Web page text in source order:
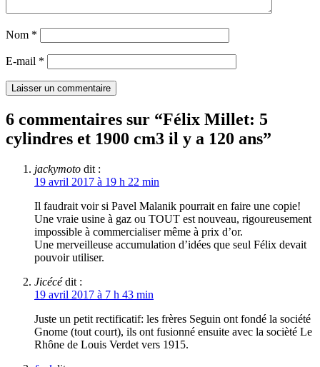
Nom *
E-mail *
6 commentaires sur “Félix Millet: 5
cylindres et 1900 cm3 il y a 120 ans”
jackymoto dit :
19 avril 2017 à 19 h 22 min
Il faudrait voir si Pavel Malanik pourrait en faire une copie!
Une vraie usine à gaz ou TOUT est nouveau, rigoureusement
impossible à commercialiser même à prix d’or.
Une merveilleuse accumulation d’idées que seul Félix devait
pouvoir utiliser.
Jicécé dit :
19 avril 2017 à 7 h 43 min
Juste un petit rectificatif: les frères Seguin ont fondé la société
Gnome (tout court), ils ont fusionné ensuite avec la socièté Le
Rhône de Louis Verdet vers 1915.